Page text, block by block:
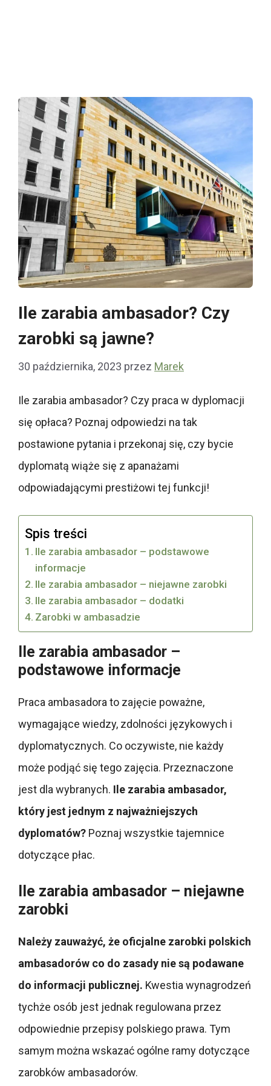
Ile zarabia ambasador? Czy
zarobki są jawne?
30 października, 2023 przez Marek
Ile zarabia ambasador? Czy praca w dyplomacji
się opłaca? Poznaj odpowiedzi na tak
postawione pytania i przekonaj się, czy bycie
dyplomatą wiąże się z apanażami
odpowiadającymi prestiżowi tej funkcji!
Spis treści
Ile zarabia ambasador – podstawowe
informacje
Ile zarabia ambasador – niejawne zarobki
Ile zarabia ambasador – dodatki
Zarobki w ambasadzie
Ile zarabia ambasador –
podstawowe informacje
Praca ambasadora to zajęcie poważne,
wymagające wiedzy, zdolności językowych i
dyplomatycznych. Co oczywiste, nie każdy
może podjąć się tego zajęcia. Przeznaczone
jest dla wybranych. Ile zarabia ambasador,
który jest jednym z najważniejszych
dyplomatów? Poznaj wszystkie tajemnice
dotyczące płac.
Ile zarabia ambasador – niejawne
zarobki
Należy zauważyć, że oficjalne zarobki polskich
ambasadorów co do zasady nie są podawane
do informacji publicznej. Kwestia wynagrodzeń
tychże osób jest jednak regulowana przez
odpowiednie przepisy polskiego prawa. Tym
samym można wskazać ogólne ramy dotyczące
zarobków ambasadorów.